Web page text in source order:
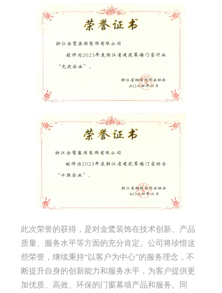
此次荣誉的获得，是对金鹭装饰在技术创新、产品
质量、服务水平等方面的充分肯定。公司将珍惜这
些荣誉，继续秉持“以客户为中心”的服务理念，不
断提升自身的创新能力和服务水平，为客户提供更
加优质、高效、环保的门窗幕墙产品和服务。同